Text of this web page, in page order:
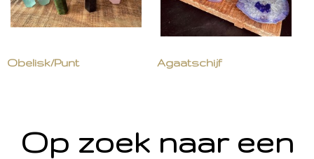
Obelisk/Punt Agaatschijf
Op zoek naar een